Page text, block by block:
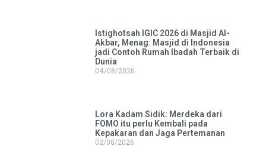
Istighotsah IGIC 2026 di Masjid Al-
Akbar, Menag: Masjid di Indonesia
jadi Contoh Rumah Ibadah Terbaik di
Dunia
04/08/2026
Lora Kadam Sidik: Merdeka dari
FOMO itu perlu Kembali pada
Kepakaran dan Jaga Pertemanan
02/08/2026